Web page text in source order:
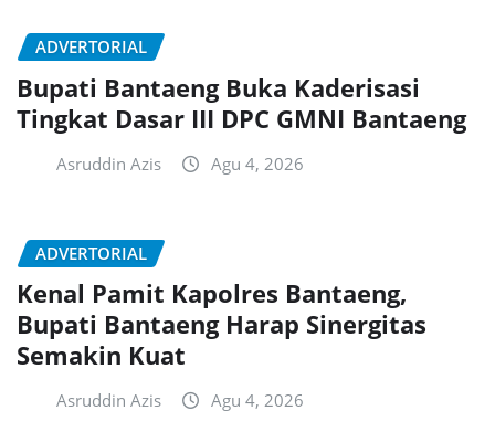
ADVERTORIAL
Bupati Bantaeng Buka Kaderisasi
Tingkat Dasar III DPC GMNI Bantaeng
Asruddin Azis Agu 4, 2026
ADVERTORIAL
Kenal Pamit Kapolres Bantaeng,
Bupati Bantaeng Harap Sinergitas
Semakin Kuat
Asruddin Azis Agu 4, 2026